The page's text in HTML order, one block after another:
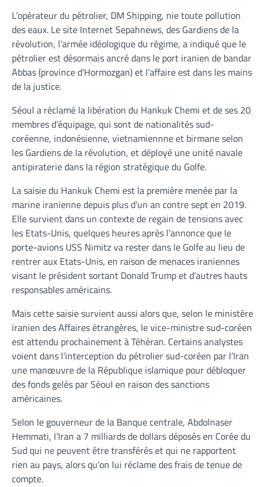
L’opérateur du pétrolier, DM Shipping, nie toute pollution
des eaux. Le site Internet Sepahnews, des Gardiens de la
révolution, l’armée idéologique du régime, a indiqué que le
pétrolier est désormais ancré dans le port iranien de bandar
Abbas (province d’Hormozgan) et l’affaire est dans les mains
de la justice.
Séoul a réclamé la libération du Hankuk Chemi et de ses 20
membres d’équipage, qui sont de nationalités sud-
coréenne, indonésienne, vietnamiennne et birmane selon
les Gardiens de la révolution, et déployé une unité navale
antipiraterie dans la région stratégique du Golfe.
La saisie du Hankuk Chemi est la première menée par la
marine iranienne depuis plus d’un an contre sept en 2019.
Elle survient dans un contexte de regain de tensions avec
les Etats-Unis, quelques heures après l’annonce que le
porte-avions USS Nimitz va rester dans le Golfe au lieu de
rentrer aux Etats-Unis, en raison de menaces iraniennes
visant le président sortant Donald Trump et d’autres hauts
responsables américains.
Mais cette saisie survient aussi alors que, selon le ministère
iranien des Affaires étrangères, le vice-ministre sud-coréen
est attendu prochainement à Téhéran. Certains analystes
voient dans l’interception du pétrolier sud-coréen par l’Iran
une manœuvre de la République islamique pour débloquer
des fonds gelés par Séoul en raison des sanctions
américaines.
Selon le gouverneur de la Banque centrale, Abdolnaser
Hemmati, l’Iran a 7 milliards de dollars déposés en Corée du
Sud qui ne peuvent être transférés et qui ne rapportent
rien au pays, alors qu’on lui réclame des frais de tenue de
compte.